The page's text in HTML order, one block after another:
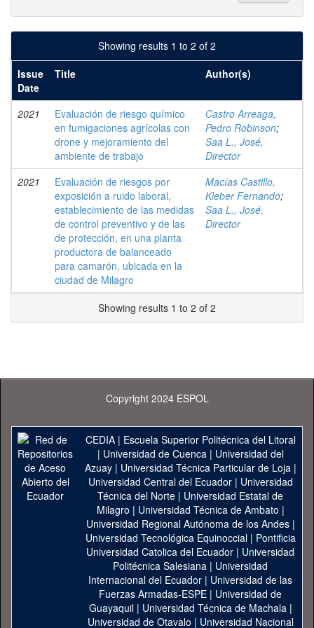
Showing results 1 to 2 of 2
Issue
Date
Title Author(s)
2021
Evaluación de riesgo químico
en fumigaciones agrícolas con
drone y mejoramiento del
ambiente de trabajo
Castro Arreaga,
Pedro Robinson;
Saa L., José,
Director
2021
Evaluación de riesgos por
exposición a ruido laboral,
establecimiento de las medidas
de control preventivo y de las
de protección, en una planta
productora de balanceado
para camarón, ubicada en la
ciudad de Milagro
Macías Castillo,
Kleber Fernando;
Saa L., José,
Director
Showing results 1 to 2 of 2
Copyright 2024 ESPOL
CEDIA| Escuela Superior Politécnica del Litoral
| Universidad de Cuenca| Universidad del
Azuay| Universidad Técnica Particular de Loja|
Universidad Central del Ecuador| Universidad
Técnica del Norte | Universidad Estatal de
Milagro | Universidad Técnica de Ambato |
Universidad Regional Autónoma de los Andes|
Universidad Tecnológica Equinoccial| Pontificia
Universidad Catolica del Ecuador | Universidad
Politécnica Salesiana | Universidad
Internacional del Ecuador | Universidad de las
Fuerzas Armadas-ESPE | Universidad de
Guayaquil| Universidad Técnica de Machala|
Universidad de Otavalo | Universidad Nacional